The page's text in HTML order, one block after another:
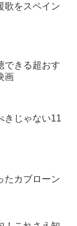
歌をスペイン
できる超おす
画
きじゃない11
たカブローン